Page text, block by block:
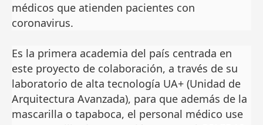
médicos que atienden pacientes con
coronavirus.
Es la primera academia del país centrada en
este proyecto de colaboración, a través de su
laboratorio de alta tecnología UA+ (Unidad de
Arquitectura Avanzada), para que además de la
mascarilla o tapaboca, el personal médico use